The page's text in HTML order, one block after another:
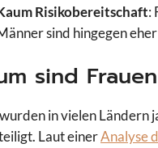
Risikobereitschaft:
sind hingegen
sind
in vielen Ländern
Laut einerAnalyse